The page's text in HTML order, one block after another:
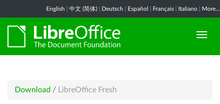
English 中文 (简体) Deutsch Español Français Italiano More...
Download / LibreOffice Fresh